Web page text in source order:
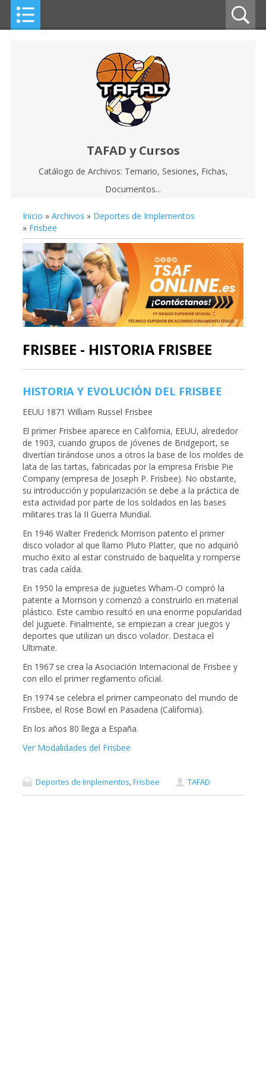
TAFAD y Cursos
Catálogo de Archivos: Temario, Sesiones, Fichas,
Documentos...
Inicio » Archivos » Deportes de Implementos
» Frisbee
FRISBEE - HISTORIA FRISBEE
HISTORIA Y EVOLUCIÓN DEL FRISBEE
EEUU 1871 William Russel Frisbee
El primer Frisbee aparece en California, EEUU, alrededor
de 1903, cuando grupos de jóvenes de Bridgeport, se
divertían tirándose unos a otros la base de los moldes de
lata de las tartas, fabricadas por la empresa Frisbie Pie
Company (empresa de Joseph P. Frisbee). No obstante,
su introducción y popularización se debe a la práctica de
esta actividad por parte de los soldados en las bases
militares tras la II Guerra Mundial.
En 1946 Walter Frederick Morrison patento el primer
disco volador al que llamo Pluto Platter, que no adquirió
mucho éxito al estar construido de baquelita y romperse
tras cada caída.
En 1950 la empresa de juguetes Wham-O compró la
patente a Morrison y comenzó a construirlo en material
plástico. Este cambio resultó en una enorme popularidad
del juguete. Finalmente, se empiezan a crear juegos y
deportes que utilizan un disco volador. Destaca el
Ultimate.
En 1967 se crea la Asociación Internacional de Frisbee y
con ello el primer reglamento oficial.
En 1974 se celebra el primer campeonato del mundo de
Frisbee, el Rose Bowl en Pasadena (California).
En los años 80 llega a España.
Ver Modalidades del Frisbee
Deportes de Implementos,Frisbee TAFAD